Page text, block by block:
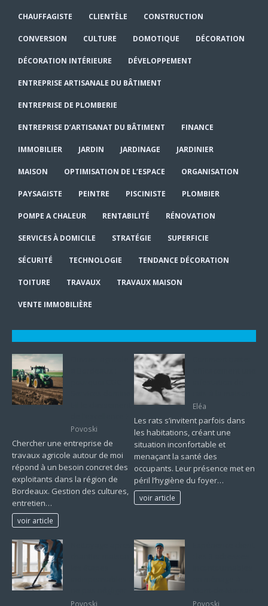
CHAUFFAGISTE CLIENTÈLE CONSTRUCTION
CONVERSION CULTURE DOMOTIQUE DÉCORATION
DÉCORATION INTÉRIEURE DÉVELOPPEMENT
ENTREPRISE ARTISANALE DU BÂTIMENT
ENTREPRISE DE PLOMBERIE
ENTREPRISE D’ARTISANAT DU BÂTIMENT FINANCE
IMMOBILIER JARDIN JARDINAGE JARDINIER
MAISON OPTIMISATION DE L’ESPACE ORGANISATION
PAYSAGISTE PEINTRE PISCINISTE PLOMBIER
POMPE A CHALEUR RENTABILITÉ RÉNOVATION
SERVICES À DOMICILE STRATÉGIE SUPERFICIE
SÉCURITÉ TECHNOLOGIE TENDANCE DÉCORATION
TOITURE TRAVAUX TRAVAUX MAISON
VENTE IMMOBILIÈRE
Povoski
Chercher une entreprise de
travaux agricole autour de moi
répond à un besoin concret des
exploitants dans la région de
Bordeaux. Gestion des cultures,
entretien…
voir article
Eléa
Les rats s’invitent parfois dans
les habitations, créant une
situation inconfortable et
menaçant la santé des
occupants. Leur présence met en
péril l’hygiène du foyer…
voir article
Povoski Povoski